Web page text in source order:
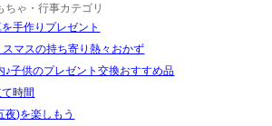
ちゃ・行事カテゴリ
手作りプレゼント
マスの持ち寄り熱々おかず
♪子供のプレゼント交換おすすめ品
時間
夜)を楽しもう